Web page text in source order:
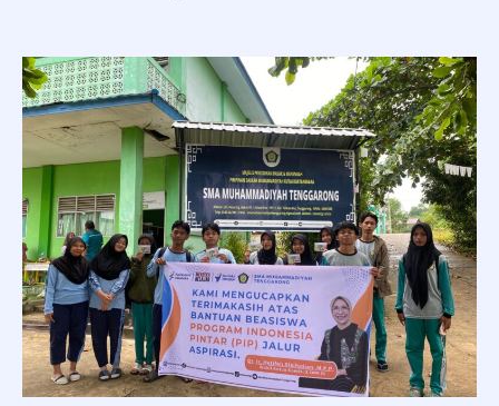
PROGRAM
INDONESIA
PINTAR